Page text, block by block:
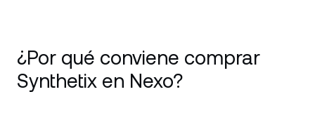
¿Por qué conviene comprar
Synthetix en Nexo?